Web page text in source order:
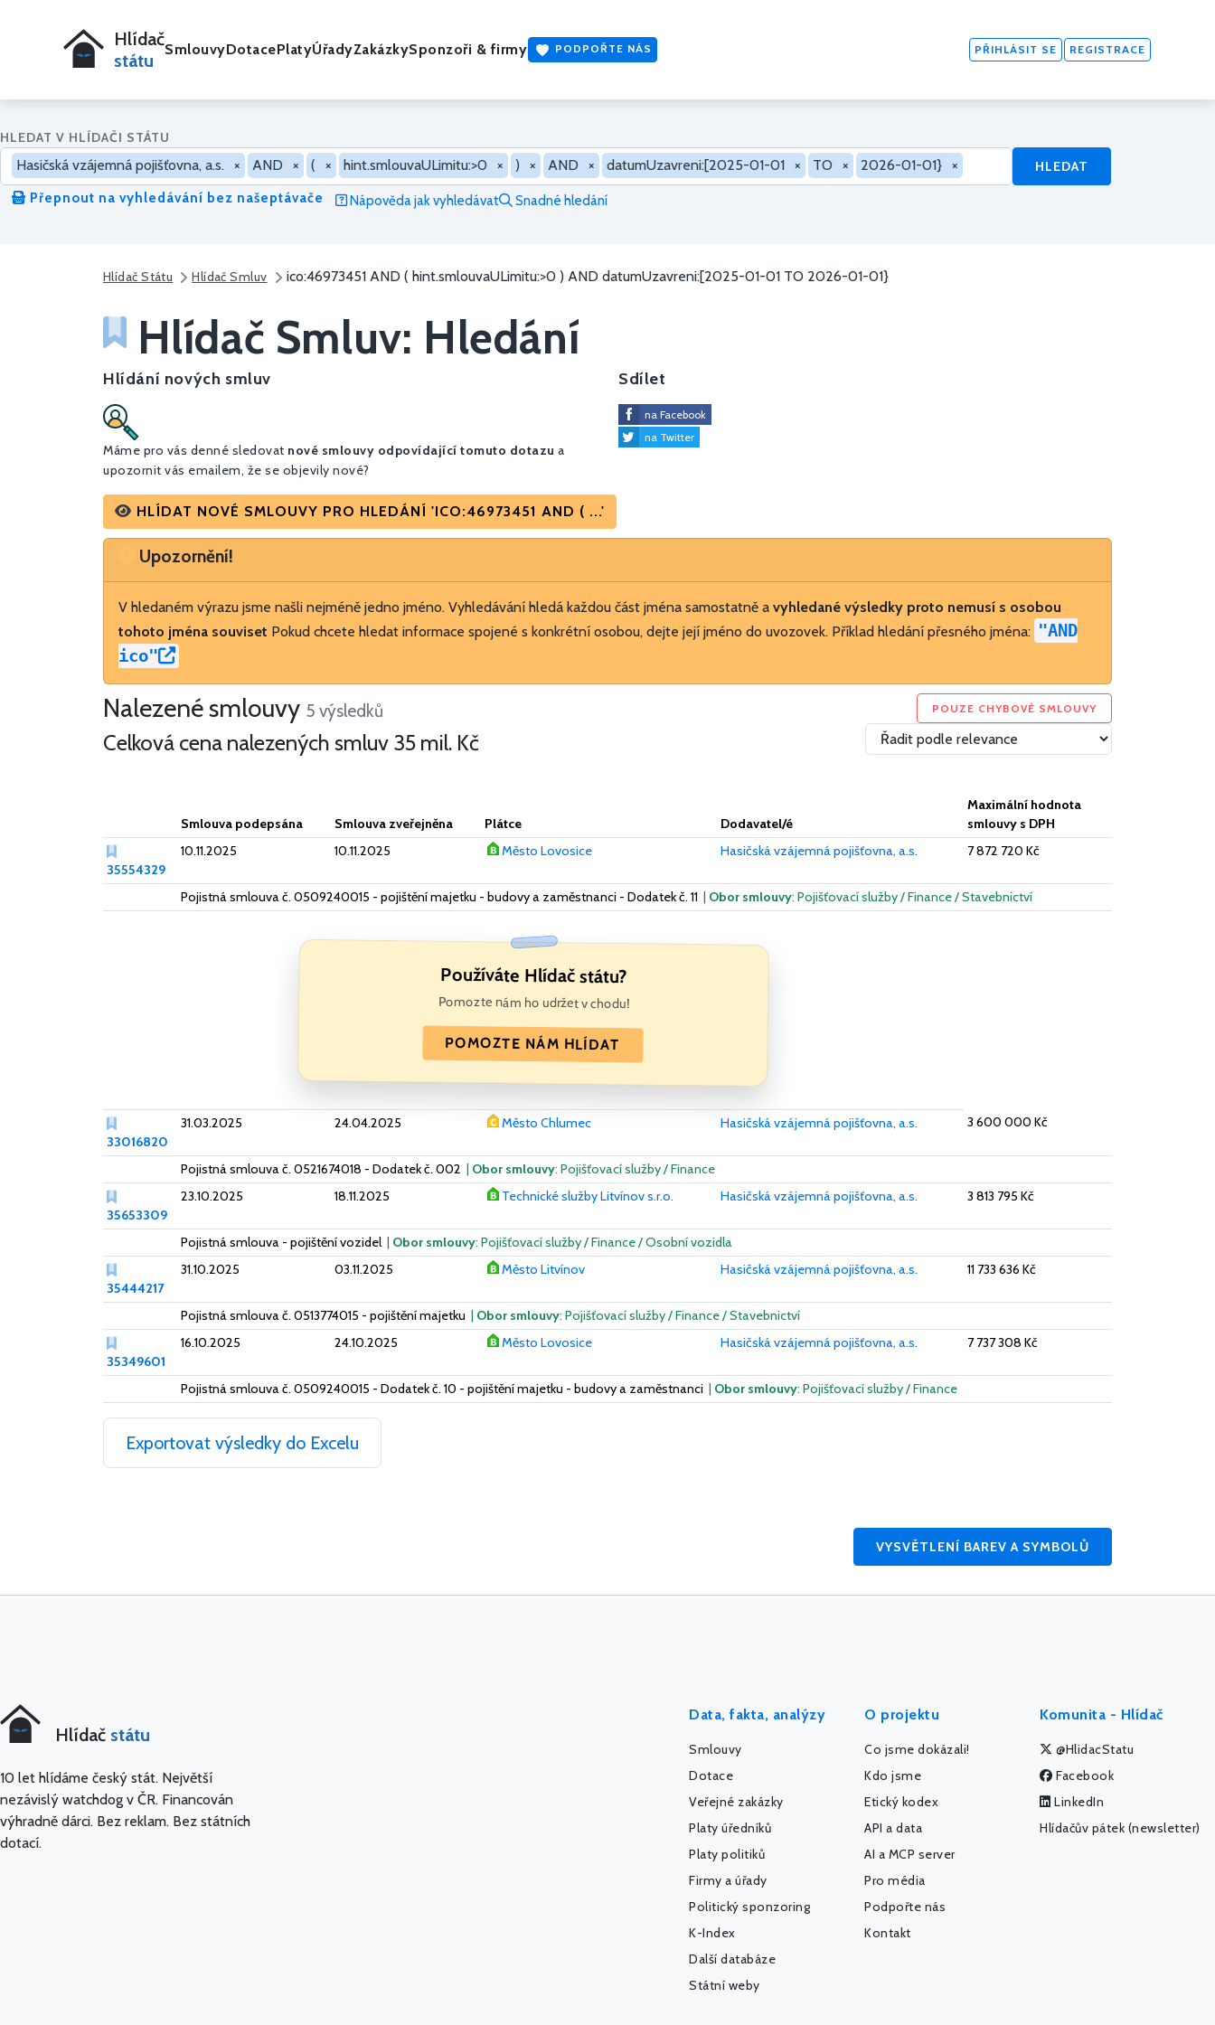
Hlídač
státu
SmlouvyDotacePlatyÚřadyZakázkySponzoři & firmy PODPOŘTE NÁS PŘIHLÁSIT SE REGISTRACE
HLEDAT V HLÍDAČI STÁTU
Hasičská vzájemná pojišťovna, a.s. × AND × ( × hint.smlouvaULimitu:>0 × ) × AND × datumUzavreni:[2025-01-01 × TO × 2026-01-01} ×
HLEDAT
Přepnout na vyhledávání bez našeptávače
Nápověda jak vyhledávat Snadné hledání
Hlídač Státu Hlídač Smluv ico:46973451 AND ( hint.smlouvaULimitu:>0 ) AND datumUzavreni:[2025-01-01 TO 2026-01-01}
Hlídač Smluv: Hledání
Hlídání nových smluv
Máme pro vás denné sledovat nové smlouvy odpovídající tomuto dotazu a
upozornit vás emailem, že se objevily nové?
HLÍDAT NOVÉ SMLOUVY PRO HLEDÁNÍ 'ICO:46973451 AND ( ...'
Sdílet
na Facebook
na Twitter
Upozornění
Upozornění!
V hledaném výrazu jsme našli nejméně jedno jméno. Vyhledávání hledá každou část jména samostatně a vyhledané výsledky proto nemusí s osobou
tohoto jména souviset Pokud chcete hledat informace spojené s konkrétní osobou, dejte její jméno do uvozovek. Příklad hledání přesného jména: "AND
ico"
Nalezené smlouvy 5 výsledků
Celková cena nalezených smluv 35 mil. Kč
POUZE CHYBOVÉ SMLOUVY
Smlouva podepsána Smlouva zveřejněna Plátce Dodavatel/é
Maximální hodnota
smlouvy s DPH
35554329
10.11.2025 10.11.2025 Město Lovosice Hasičská vzájemná pojišťovna, a.s. 7 872 720 Kč
Pojistná smlouva č. 0509240015 - pojištění majetku - budovy a zaměstnanci - Dodatek č. 11 | Obor smlouvy: Pojišťovací služby / Finance / Stavebnictví
Používáte Hlídač státu?
Pomozte nám ho udržet v chodu!
POMOZTE NÁM HLÍDAT
33016820
31.03.2025 24.04.2025 Město Chlumec Hasičská vzájemná pojišťovna, a.s. 3 600 000 Kč
Pojistná smlouva č. 0521674018 - Dodatek č. 002 | Obor smlouvy: Pojišťovací služby / Finance
35653309
23.10.2025 18.11.2025 Technické služby Litvínov s.r.o. Hasičská vzájemná pojišťovna, a.s. 3 813 795 Kč
Pojistná smlouva - pojištění vozidel | Obor smlouvy: Pojišťovací služby / Finance / Osobní vozidla
35444217
31.10.2025 03.11.2025 Město Litvínov Hasičská vzájemná pojišťovna, a.s. 11 733 636 Kč
Pojistná smlouva č. 0513774015 - pojištění majetku | Obor smlouvy: Pojišťovací služby / Finance / Stavebnictví
35349601
16.10.2025 24.10.2025 Město Lovosice Hasičská vzájemná pojišťovna, a.s. 7 737 308 Kč
Pojistná smlouva č. 0509240015 - Dodatek č. 10 - pojištění majetku - budovy a zaměstnanci | Obor smlouvy: Pojišťovací služby / Finance
Exportovat výsledky do Excelu
VYSVĚTLENÍ BAREV A SYMBOLŮ
Hlídač státu
10 let hlídáme český stát. Největší
nezávislý watchdog v ČR. Financován
výhradně dárci. Bez reklam. Bez státních
dotací.
Data, fakta, analýzy
Smlouvy
Dotace
Veřejné zakázky
Platy úředníků
Platy politiků
Firmy a úřady
Politický sponzoring
K-Index
Další databáze
Státní weby
O projektu
Co jsme dokázali!
Kdo jsme
Etický kodex
API a data
AI a MCP server
Pro média
Podpořte nás
Kontakt
Komunita - Hlídač
@HlidacStatu
Facebook
LinkedIn
Hlídačův pátek (newsletter)